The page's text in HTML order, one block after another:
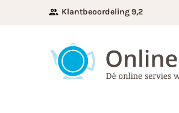
Klantbeoordeling 9,2